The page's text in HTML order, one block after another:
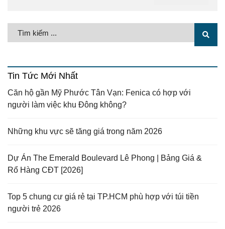
Tin Tức Mới Nhất
Căn hộ gần Mỹ Phước Tân Vạn: Fenica có hợp với
người làm việc khu Đông không?
Những khu vực sẽ tăng giá trong năm 2026
Dự Án The Emerald Boulevard Lê Phong | Bảng Giá &
Rổ Hàng CĐT [2026]
Top 5 chung cư giá rẻ tại TP.HCM phù hợp với túi tiền
người trẻ 2026